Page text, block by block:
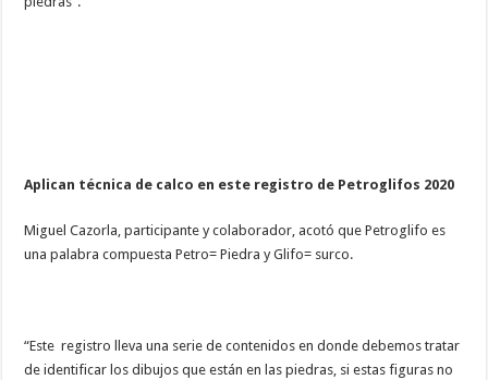
Aplican técnica de calco en este registro de Petroglifos 2020
Miguel Cazorla, participante y colaborador, acotó que Petroglifo es
una palabra compuesta Petro= Piedra y Glifo= surco.
“Este registro lleva una serie de contenidos en donde debemos tratar
de identificar los dibujos que están en las piedras, si estas figuras no